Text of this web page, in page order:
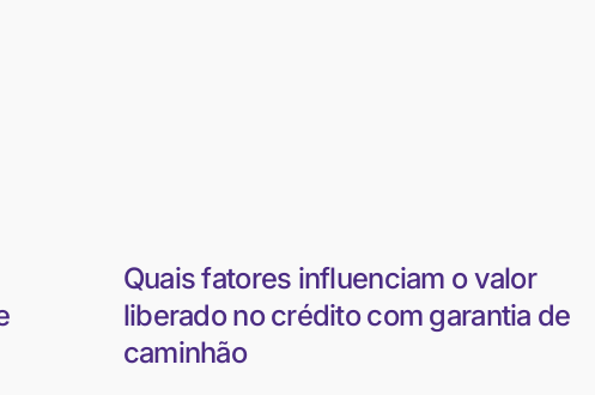
Quais fatores influenciam o valor
liberado no crédito com garantia de
caminhão